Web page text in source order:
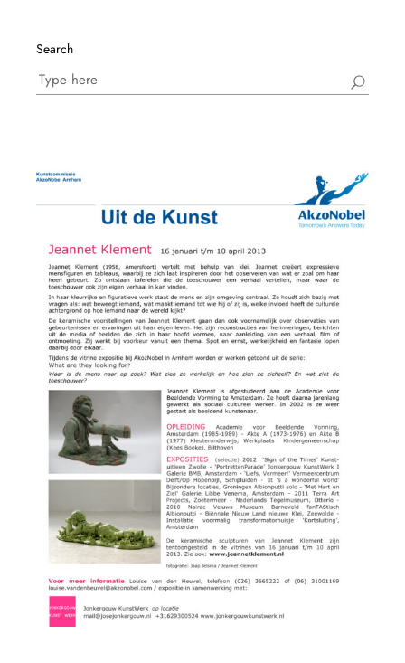
Search
Search
for: